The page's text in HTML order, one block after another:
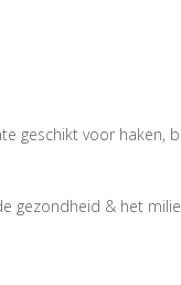
voor haken,
gezondheid & het